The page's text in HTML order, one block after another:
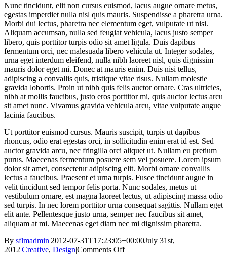
Nunc tincidunt, elit non cursus euismod, lacus augue ornare metus,
egestas imperdiet nulla nisl quis mauris. Suspendisse a pharetra urna.
Morbi dui lectus, pharetra nec elementum eget, vulputate ut nisi.
Aliquam accumsan, nulla sed feugiat vehicula, lacus justo semper
libero, quis porttitor turpis odio sit amet ligula. Duis dapibus
fermentum orci, nec malesuada libero vehicula ut. Integer sodales,
urna eget interdum eleifend, nulla nibh laoreet nisl, quis dignissim
mauris dolor eget mi. Donec at mauris enim. Duis nisi tellus,
adipiscing a convallis quis, tristique vitae risus. Nullam molestie
gravida lobortis. Proin ut nibh quis felis auctor ornare. Cras ultricies,
nibh at mollis faucibus, justo eros porttitor mi, quis auctor lectus arcu
sit amet nunc. Vivamus gravida vehicula arcu, vitae vulputate augue
lacinia faucibus.
Ut porttitor euismod cursus. Mauris suscipit, turpis ut dapibus
rhoncus, odio erat egestas orci, in sollicitudin enim erat id est. Sed
auctor gravida arcu, nec fringilla orci aliquet ut. Nullam eu pretium
purus. Maecenas fermentum posuere sem vel posuere. Lorem ipsum
dolor sit amet, consectetur adipiscing elit. Morbi ornare convallis
lectus a faucibus. Praesent et urna turpis. Fusce tincidunt augue in
velit tincidunt sed tempor felis porta. Nunc sodales, metus ut
vestibulum ornare, est magna laoreet lectus, ut adipiscing massa odio
sed turpis. In nec lorem porttitor urna consequat sagittis. Nullam eget
elit ante. Pellentesque justo urna, semper nec faucibus sit amet,
aliquam at mi. Maecenas eget diam nec mi dignissim pharetra.
By sflmadmin|2012-07-31T17:23:05+00:00July 31st,
2012|Creative, Design|Comments Offon